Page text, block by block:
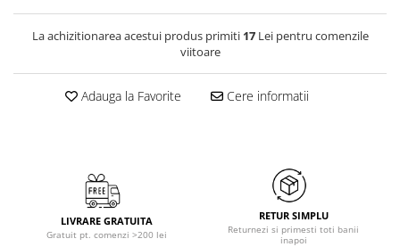
La achizitionarea acestui produs primiti 17Lei pentru comenzile
viitoare
Adauga la Favorite Cere informatii
LIVRARE GRATUITA
Gratuit pt. comenzi >200 lei
RETUR SIMPLU
Returnezi si primesti toti banii
inapoi